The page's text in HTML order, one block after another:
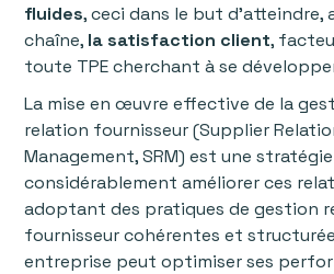
fluides, ceci dans le but d’atteindre,
chaîne, la satisfaction client,
toute TPE cherchant à se
La mise en œuvre effective de la
relation fournisseur (Supplier
Management, SRM) est une
considérablement améliorer ces
adoptant des pratiques de gestion
fournisseur cohérentes et
entreprise peut optimiser ses